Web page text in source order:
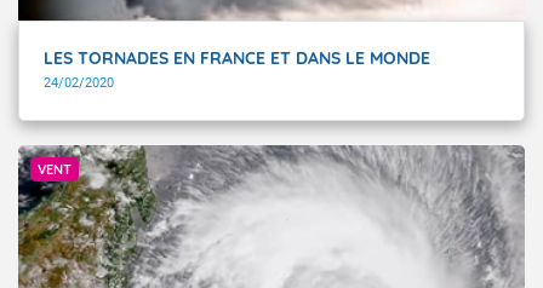
LES TORNADES EN FRANCE ET DANS LE MONDE
24/02/2020
VENT
© Météo-France